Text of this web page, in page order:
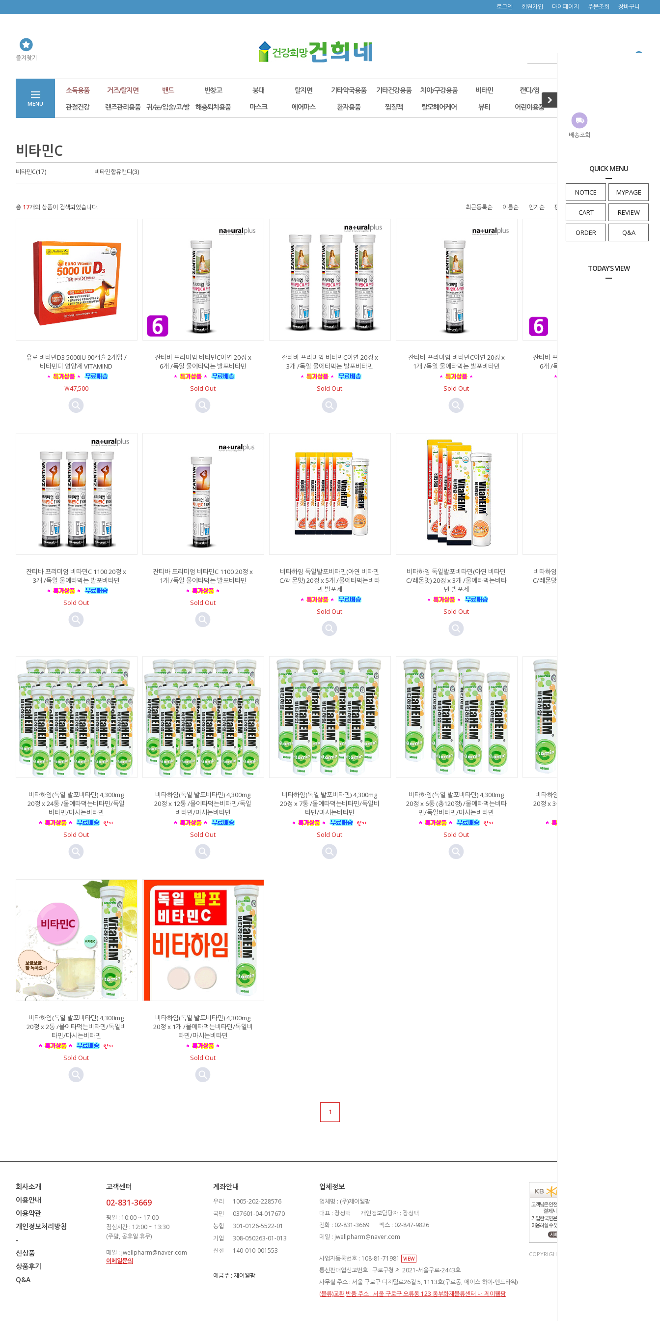
배송조회
QUICK MENU
NOTICE MYPAGE
CART REVIEW
ORDER Q&A
TODAY'S VIEW
로그인 회원가입 마이페이지 주문조회 장바구니
즐겨찾기
MENU
소독용품 거즈/탈지면 밴드 반창고 붕대 탈지면 기타약국용품 기타건강용품 치아/구강용품 비타민 캔디/껌 기타건강식품
관절건강
렌즈관리용품 귀/눈/입술/코/발 해충퇴치용품 마스크 에어파스 환자용품 찜질팩 탈모헤어케어 뷰티 어린이용품
· HOME
비타민C
비타민C(17) 비타민함유캔디(3)
총 17개의 상품이 검색되었습니다. 최근등록순 이름순 인기순 판매순
유로 비타민D3 5000IU 90캡슐 2개입 /
비타민디 영양제 VITAMIND
￦47,500
잔티바 프리미엄 비타민C아연 20정 x
6개 /독일 물에타먹는 발포비타민
Sold Out
잔티바 프리미엄 비타민C아연 20정 x
3개 /독일 물에타먹는 발포비타민
Sold Out
잔티바 프리미엄 비타민C아연 20정 x
1개 /독일 물에타먹는 발포비타민
Sold Out
잔티바 프리미엄 비타민C 1100 20정 x
6개 /독일 물에타먹는 발포비타민
잔티바 프리미엄 비타민C 1100 20정 x
3개 /독일 물에타먹는 발포비타민
Sold Out
잔티바 프리미엄 비타민C 1100 20정 x
1개 /독일 물에타먹는 발포비타민
Sold Out
비타하임 독일발포비타민(아연 비타민
C/레몬맛) 20정 x 5개 /물에타먹는비타
민 발포제
Sold Out
비타하임 독일발포비타민(아연 비타민
C/레몬맛) 20정 x 3개 /물에타먹는비타
민 발포제
Sold Out
비타하임 독일발포비타민(아연 비타민
C/레몬맛) 20정 x 1개 /물에타먹는비타
비타하임(독일 발포비타민) 4,300mg
20정 x 24통 /물에타먹는비타민/독일
비타민/마시는비타민
Sold Out
비타하임(독일 발포비타민) 4,300mg
20정 x 12통 /물에타먹는비타민/독일
비타민/마시는비타민
Sold Out
비타하임(독일 발포비타민) 4,300mg
20정 x 7통 /물에타먹는비타민/독일비
타민/마시는비타민
Sold Out
비타하임(독일 발포비타민) 4,300mg
20정 x 6통 (총120정) /물에타먹는비타
민/독일비타민/마시는비타민
Sold Out
비타하임(독일 발포비타민) 4,300mg
20정 x 3통 /물에타먹는비타민/독일비
비타하임(독일 발포비타민) 4,300mg
20정 x 2통 /물에타먹는비타민/독일비
타민/마시는비타민
Sold Out
비타하임(독일 발포비타민) 4,300mg
20정 x 1개 /물에타먹는비타민/독일비
타민/마시는비타민
Sold Out
1
회사소개
이용안내
이용약관
개인정보처리방침
-
신상품
상품후기
Q&A
고객센터
02-831-3669
평일 : 10:00 ~ 17:00
점심시간 : 12:00 ~ 13:30
(주말, 공휴일 휴무)
메일 : jwellpharm@naver.com
이메일문의
계좌안내
우리
1005-202-228576
국민
037601-04-017670
농협
301-0126-5522-01
기업
308-050263-01-013
신한
140-010-001553
예금주 : 제이웰팜
업체정보
업체명 : (주)제이웰팜
대표 : 장성택
개인정보담당자 : 장성택
전화 : 02-831-3669
팩스 : 02-847-9826
메일 : jwellpharm@naver.com
사업자등록번호 : 108-81-71981 VIEW
통신판매업신고번호 : 구로구청 제 2021-서울구로-2443호
사무실 주소 : 서울 구로구 디지털로26길 5, 1113호(구로동, 에이스 하이-엔드타워)
(물류)교환,반품 주소 : 서울 구로구 오류동 123 동부화재물류센터 내 제이웰팜
COPYRIGHT(C). ALL RIGHT RESERVED.